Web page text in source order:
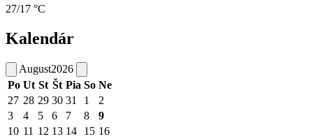
27/17 °C
Kalendár
August2026
Po Ut St Št Pia So Ne
27 28 29 30 31 1
2
3
4 5 6 7 8
9
10 11 12 13 14 15 16